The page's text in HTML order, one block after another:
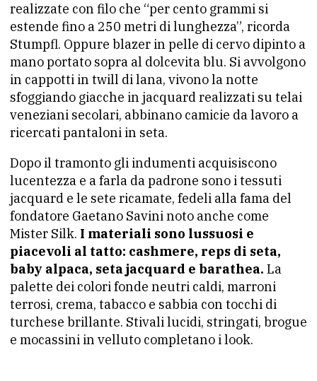
realizzate con filo che “per cento grammi si
estende fino a 250 metri di lunghezza”, ricorda
Stumpfl. Oppure blazer in pelle di cervo dipinto a
mano portato sopra al dolcevita blu. Si avvolgono
in cappotti in twill di lana, vivono la notte
sfoggiando giacche in jacquard realizzati su telai
veneziani secolari, abbinano camicie da lavoro a
ricercati pantaloni in seta.
Dopo il tramonto gli indumenti acquisiscono
lucentezza e a farla da padrone sono i tessuti
jacquard e le sete ricamate, fedeli alla fama del
fondatore Gaetano Savini noto anche come
Mister Silk. I materiali sono lussuosi e
piacevoli al tatto: cashmere, reps di seta,
baby alpaca, seta jacquard e barathea. La
palette dei colori fonde neutri caldi, marroni
terrosi, crema, tabacco e sabbia con tocchi di
turchese brillante. Stivali lucidi, stringati, brogue
e mocassini in velluto completano i look.